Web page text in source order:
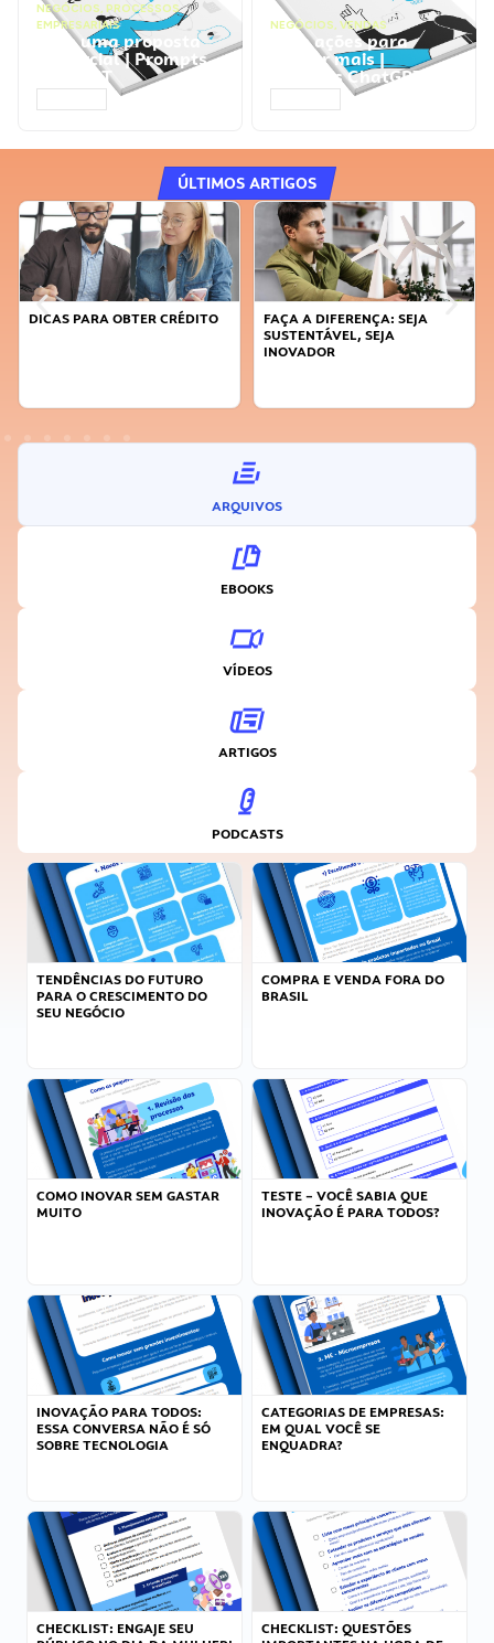
NEGÓCIOS, PROCESSOS
EMPRESARIAIS
Faça uma proposta
comercial | Prompts
ChatGPT
NEGÓCIOS, VENDAS
Faça ações para
vender mais |
Prompts ChatGPT
ÚLTIMOS ARTIGOS
DICAS PARA OBTER CRÉDITO
FAÇA A DIFERENÇA: SEJA
SUSTENTÁVEL, SEJA
INOVADOR
ARQUIVOS
EBOOKS
VÍDEOS
ARTIGOS
PODCASTS
TENDÊNCIAS DO FUTURO
PARA O CRESCIMENTO DO
SEU NEGÓCIO
COMPRA E VENDA FORA DO
BRASIL
COMO INOVAR SEM GASTAR
MUITO
TESTE – VOCÊ SABIA QUE
INOVAÇÃO É PARA TODOS?
INOVAÇÃO PARA TODOS:
ESSA CONVERSA NÃO É SÓ
SOBRE TECNOLOGIA
CATEGORIAS DE EMPRESAS:
EM QUAL VOCÊ SE
ENQUADRA?
CHECKLIST: ENGAJE SEU
CHECKLIST: QUESTÕES